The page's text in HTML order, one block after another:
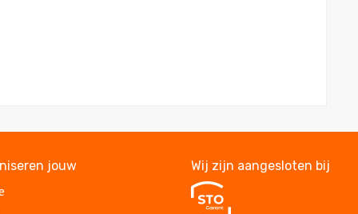
jouw Wij zijn aangesloten bij